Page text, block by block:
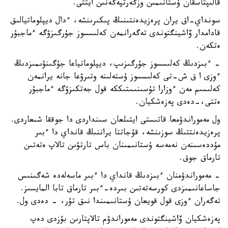
قالىپتاسقان ۇستانىمىن وزگەرتپەگەنىن ايتتى.
سونداي-اق يران پرەزيدەنتىنىڭ پىكىرىنشە، ءدال ديپلوماتيالىق
قادامدار ۆاشينگتوندى تەگەرانمەن كەلىسسوز جۇرگىزۋگە ءماجبۇر
ەتكەن.
- ءبىزدىڭ كەلىسسوز جۇرگىزىپ، ديپلوماتياعا جۇگىنۋىمىزدىڭ
ءوزى ا ق ش-تى كەلىسسوز ۇستەلىنە وتىرۋعا جانە يرانمەن
كەلىسىم مەن ءوزارا تۇسىنىستىككە قول جەتكىزۋگە ءماجبۇر
ەتتى،-دەدى پەزەشكيان.
ول مەموراندۋمعا قاتىستى ايتىلعان سىنداردى دا جوققا شىعاردى.
پرەزيدەنتتىڭ سوزىنشە، قۇجاتتا يراننىڭ قانداي دا ءبىر
مۇددەسىنەن نەمەسە ۇستانىمىنان باس تارتۋىن تالاپ ەتەتىن
تارماق جوق.
- مەموراندۋمنان ءبىزدىڭ قانداي دا ءبىر ماسەلەدە شەگىنىس
جاساعانىمىزدى كورسەتەتىن بىردە-ءبىر تارماق تابا المايسىز.
تەگەران ءوزى قول قويعان ۇستانىمىندا نىق تۇر، - دەدى ول.
پەزەشكيان ۆاشينگتوندى مەموراندۋم تالاپتارىن بۇزدى دەپ